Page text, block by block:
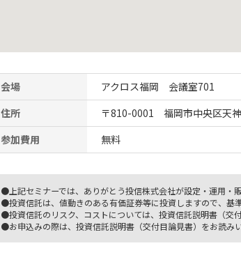
会場
アクロス福岡 会議室701
住所
〒810-0001 福岡市中央区天
参加費用
無料
●上記セミナーでは、ありがとう投信株式会社が設定・運用・
●投資信託は、値動きのある有価証券等に投資しますので、基
●投資信託のリスク、コストについては、投資信託説明書（交
●お申込みの際は、投資信託説明書（交付目論見書）をお読み